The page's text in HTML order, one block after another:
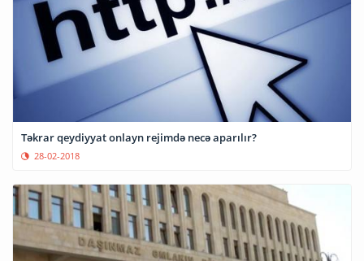
Təkrar qeydiyyat onlayn rejimdə necə aparılır?
28-02-2018